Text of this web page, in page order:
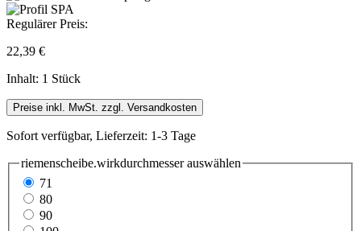
Regulärer Preis:
22,39 €
Inhalt: 1 Stück
Preise inkl. MwSt. zzgl. Versandkosten
Sofort verfügbar, Lieferzeit: 1-3 Tage
riemenscheibe.wirkdurchmesserauswählen
71
80
90